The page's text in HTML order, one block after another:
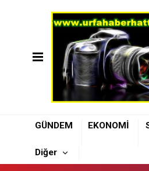
GÜNDEM EKONOMİ
Diğer
20:42 - Şanlıurfa